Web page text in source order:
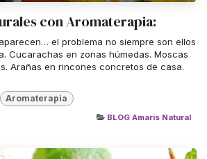
con Aromaterapia:
el problema no siempre son ellos
Cucarachas en zonas húmedas. Moscas
Arañas en rincones concretos de casa.
Aromaterapia
BLOG Amaris Natural